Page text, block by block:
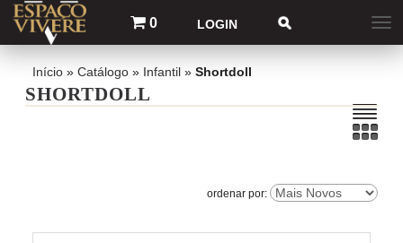
0 LOGIN
Início » Catálogo » Infantil » Shortdoll
SHORTDOLL